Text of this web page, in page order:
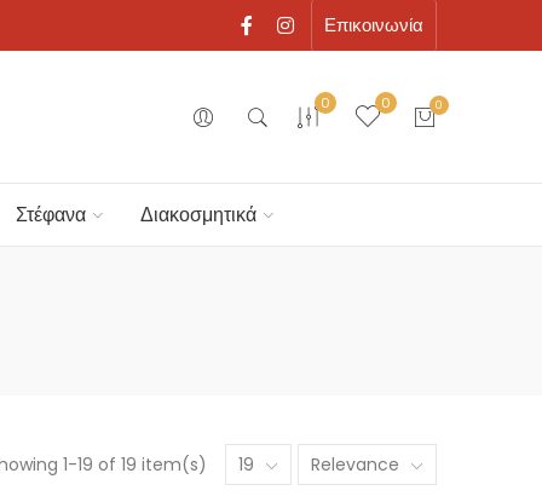
Επικοινωνία
0 0 0
Στέφανα Διακοσμητικά
1-19 of 19 item(s) 19 Relevance